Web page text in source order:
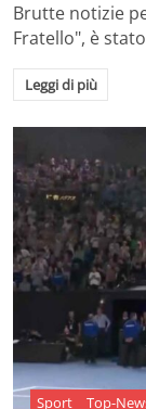
Brutte notizie
Fratello", è
Leggi di più
Sport Top-